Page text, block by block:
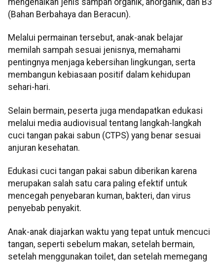
mengenalkan jenis sampah organik, anorganik, dan B3
(Bahan Berbahaya dan Beracun).
Melalui permainan tersebut, anak-anak belajar
memilah sampah sesuai jenisnya, memahami
pentingnya menjaga kebersihan lingkungan, serta
membangun kebiasaan positif dalam kehidupan
sehari-hari.
Selain bermain, peserta juga mendapatkan edukasi
melalui media audiovisual tentang langkah-langkah
cuci tangan pakai sabun (CTPS) yang benar sesuai
anjuran kesehatan.
Edukasi cuci tangan pakai sabun diberikan karena
merupakan salah satu cara paling efektif untuk
mencegah penyebaran kuman, bakteri, dan virus
penyebab penyakit.
Anak-anak diajarkan waktu yang tepat untuk mencuci
tangan, seperti sebelum makan, setelah bermain,
setelah menggunakan toilet, dan setelah memegang